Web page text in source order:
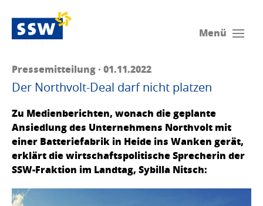
Menü
Pressemitteilung · 01.11.2022
Der Northvolt-Deal darf nicht platzen
Zu Medienberichten, wonach die geplante
Ansiedlung des Unternehmens Northvolt mit
einer Batteriefabrik in Heide ins Wanken gerät,
erklärt die wirtschaftspolitische Sprecherin der
SSW-Fraktion im Landtag, Sybilla Nitsch: